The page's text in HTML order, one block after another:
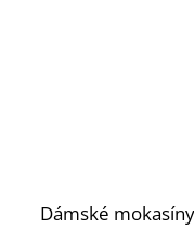
Dámské